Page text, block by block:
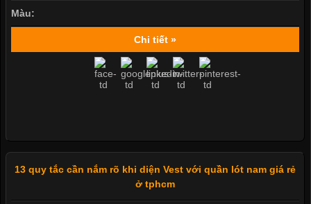
Màu:
Chi tiết »
13 quy tắc cần nắm rõ khi diện Vest với quần lót nam giá rẻ
ở tphcm